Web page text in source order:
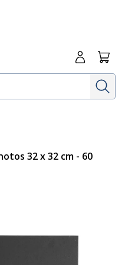
Me
32 x 32 cm - 60